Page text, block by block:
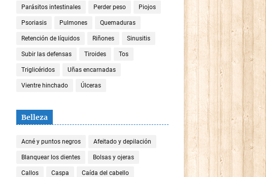
Parásitos intestinales Perder peso Piojos
Psoriasis Pulmones Quemaduras
Retención de líquidos Riñones Sinusitis
Subir las defensas Tiroides Tos
Triglicéridos Uñas encarnadas
Vientre hinchado Úlceras
Belleza
Acné y puntos negros Afeitado y depilación
Blanquear los dientes Bolsas y ojeras
Callos Caspa Caída del cabello